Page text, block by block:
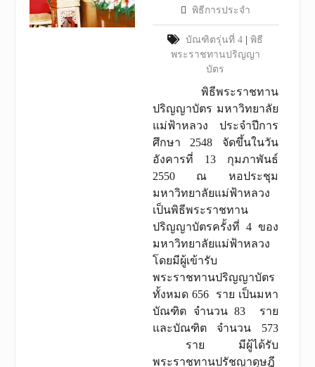
พิธีการประจำ
บัณฑิตรุ่นที่ 4 |พิธี
พระราชทานปริญญา
บัตร
พิธีพระราชทาน
ปริญญาบัตร มหาวิทยาลัย
แม่ฟ้าหลวง ประจำปีการ
ศึกษา 2548 จัดขึ้นในวัน
อังคารที่ 13 กุมภาพันธ์
2550 ณ หอประชุม
มหาวิทยาลัยแม่ฟ้าหลวง
เป็นพิธีพระราชทาน
ปริญญาบัตรครั้งที่ 4 ของ
มหาวิทยาลัยแม่ฟ้าหลวง
โดยมีผู้เข้ารับ
พระราชทานปริญญาบัตร
ทั้งหมด 656 ราย เป็นมหา
บัณฑิต จำนวน 83 ราย
และบัณฑิต จำนวน 573
ราย มีผู้ได้รับ
พระราชทานปรัชญาดุษฎี